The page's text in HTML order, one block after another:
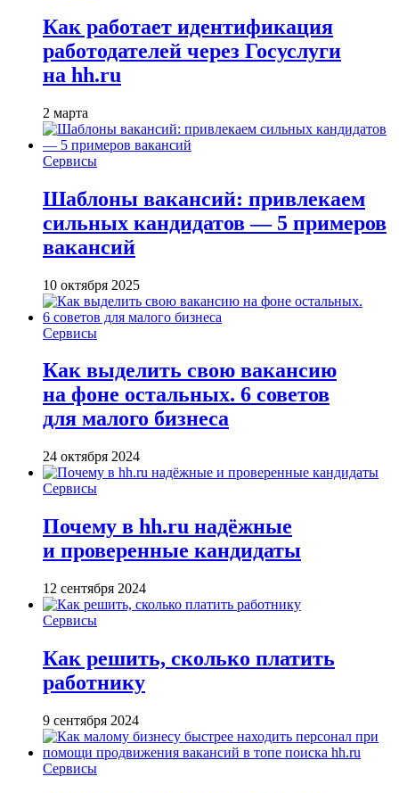
Как работает идентификация
работодателей через Госуслуги
на hh.ru
2 марта
Сервисы
Шаблоны вакансий: привлекаем
сильных кандидатов — 5 примеров
вакансий
10 октября 2025
Сервисы
Как выделить свою вакансию
на фоне остальных. 6 советов
для малого бизнеса
24 октября 2024
Сервисы
Почему в hh.ru надёжные
и проверенные кандидаты
12 сентября 2024
Сервисы
Как решить, сколько платить
работнику
9 сентября 2024
Сервисы